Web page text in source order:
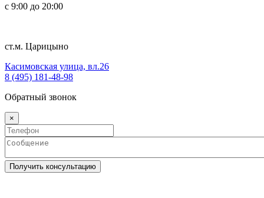
с 9:00 до 20:00
ст.м. Царицыно
Касимовская улица, вл.26
8 (495) 181-48-98
Обратный звонок
×
Получить консультацию